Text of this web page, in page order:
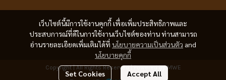
เว็บไซต์นี้มีการใช้งานคุกกี้ เพื่อเพิ่มประสิทธิภาพและ
ประสบการณ์ที่ดีในการใช้งานเว็บไซต์ของท่าน ท่านสามารถ
อ่านรายละเอียดเพิ่มเติมได้ที่ นโยบายความเป็นส่วนตัว and
นโยบายคุกกี้
Set Cookies Accept All
Copyright | All Rights Reserved | Powered by MWE